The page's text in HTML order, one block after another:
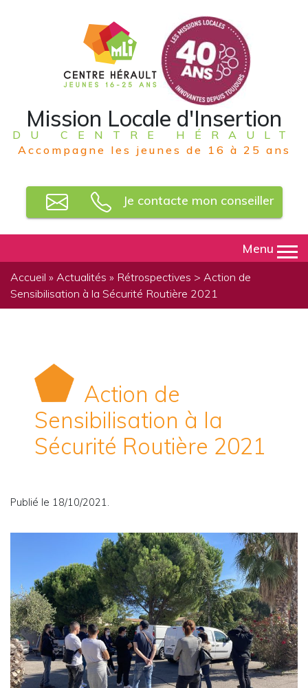
Mission Locale d'Insertion
DU CENTRE HÉRAULT
Accompagne les jeunes de 16 à 25 ans
Je contacte mon conseiller
Menu
Accueil » Actualités » Rétrospectives > Action de
Sensibilisation à la Sécurité Routière 2021
Action de
Sensibilisation à la
Sécurité Routière 2021
Publié le 18/10/2021.